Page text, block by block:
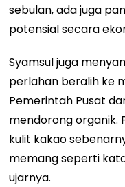
sebulan, ada juga
potensial secara
Syamsul juga
perlahan beralih ke
Pemerintah Pusat
mendorong organik.
kulit kakao
memang seperti kata
ujarnya.